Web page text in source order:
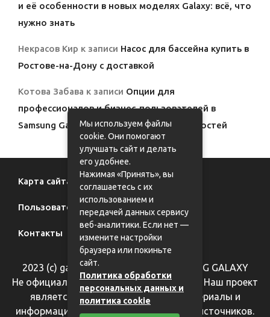
и её особенности в новых моделях Galaxy: всё, что
нужно знать
Некрасов Кир к записи Насос для бассейна купить в
Ростове-на-Дону с доставкой
Котова Забава к записи Опции для
профессионалов и бизнес-пользователей в
Samsung Galaxy: полный обзор возможностей
Карта сайта
Пользовательское соглашение
Контакты
2023 (с) galaxy62.ru - фан-сайт SAMSUNG GALAXY
Не официальный информационный сайт. Наш проект
является справочным, все фотоматериалы и
информация взяты из общедоступных источников.
Мы используем файлы
cookie. Они помогают
улучшать сайт и делать
его удобнее.
Нажимая «Принять», вы
соглашаетесь с их
использованием и
передачей данных сервису
веб-аналитики. Если нет —
измените настройки
браузера или покиньте
сайт.
Политика обработки
персональных данных и
политика cookie